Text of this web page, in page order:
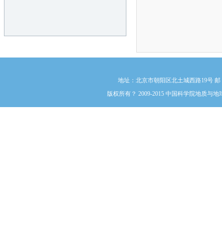
地址：北京市朝阳区北土城西路19号 邮
版权所有？ 2009-2015 中国科学院地质与